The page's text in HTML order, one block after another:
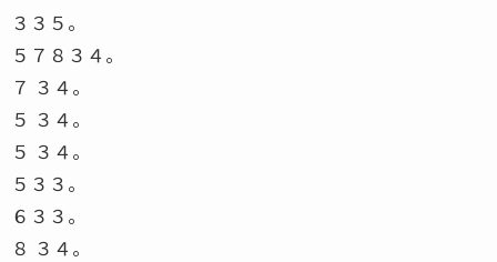
３３５。
５７８３４。
７ ３４。
５ ３４。
５ ３４。
５３３。
６３３。
８ ３４。